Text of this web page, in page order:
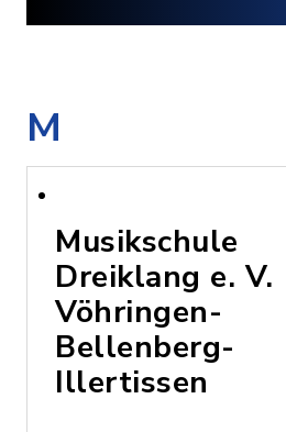
M
Musikschule
Dreiklang e. V.
Vöhringen-
Bellenberg-
Illertissen